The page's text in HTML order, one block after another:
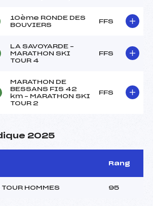
10ème RONDE DES
BOUVIERS
FFS
LA SAVOYARDE –
MARATHON SKI
TOUR 4
FFS
MARATHON DE
BESSANS FIS 42
km – MARATHON SKI
TOUR 2
FFS
2025
Rang
HOMMES 95